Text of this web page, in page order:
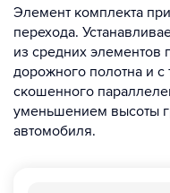
Элемент комплекта
перехода.
из средних элементов
дорожного полотна и
скошенного
уменьшением высоты
автомобиля.